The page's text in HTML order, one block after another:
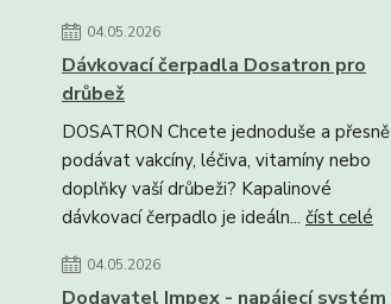
04.05.2026
Dávkovací čerpadla Dosatron pro
drůbež
DOSATRON Chcete jednoduše a přesně
podávat vakcíny, léčiva, vitamíny nebo
doplňky vaší drůbeži? Kapalinové
dávkovací čerpadlo je ideáln... číst celé
04.05.2026
Dodavatel Impex - napájecí systém